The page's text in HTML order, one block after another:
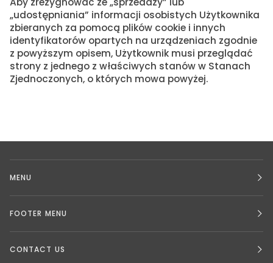
„udostępniania” informacji osobistych Użytkownika
zbieranych za pomocą plików cookie i innych
identyfikatorów opartych na urządzeniach zgodnie
z powyższym opisem, Użytkownik musi przeglądać
strony z jednego z właściwych stanów w Stanach
Zjednoczonych, o których mowa powyżej.
MENU
FOOTER MENU
CONTACT US